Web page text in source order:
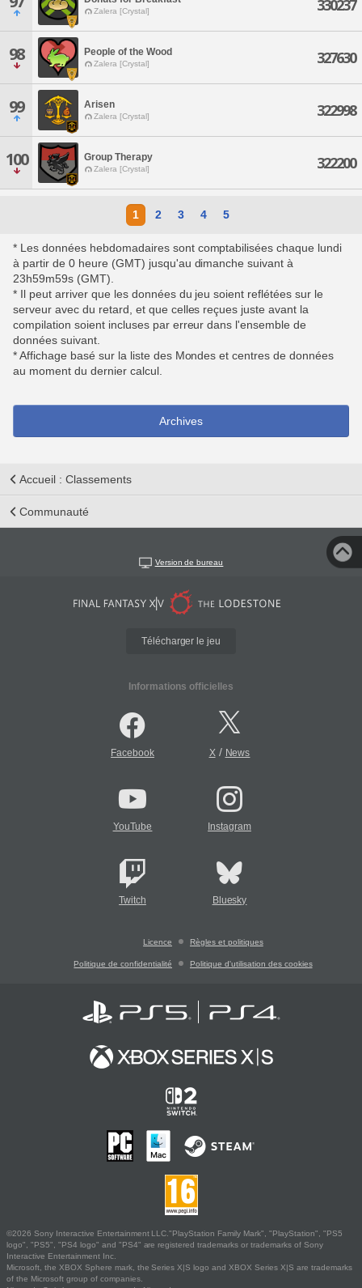
Zalera [Crystal] 330237
98 People of the Wood
Zalera [Crystal] 327630
99 Arisen
Zalera [Crystal] 322998
100 Group Therapy
Zalera [Crystal] 322200
1 2 3 4 5
* Les données hebdomadaires sont comptabilisées chaque lundi
à partir de 0 heure (GMT) jusqu'au dimanche suivant à
23h59m59s (GMT).
* Il peut arriver que les données du jeu soient reflétées sur le
serveur avec du retard, et que celles reçues juste avant la
compilation soient incluses par erreur dans l'ensemble de
données suivant.
* Affichage basé sur la liste des Mondes et centres de données
au moment du dernier calcul.
Archives
Accueil : Classements
Communauté
Version de bureau
Télécharger le jeu
Informations officielles
Facebook X/ News
YouTube Instagram
Twitch Bluesky
Licence Règles et politiques
Politique de confidentialité Politique d'utilisation des cookies
©2026 Sony Interactive Entertainment LLC."PlayStation Family Mark", "PlayStation", "PS5
logo", "PS5", "PS4 logo" and "PS4" are registered trademarks or trademarks of Sony
Interactive Entertainment Inc.
Microsoft, the XBOX Sphere mark, the Series X|S logo and XBOX Series X|S are trademarks
of the Microsoft group of companies.